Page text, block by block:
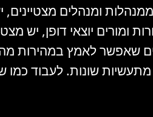
ומנהלים
ומורים יוצאי דופן, יש
שאפשר לאמץ במהירות
שונות. לעבוד